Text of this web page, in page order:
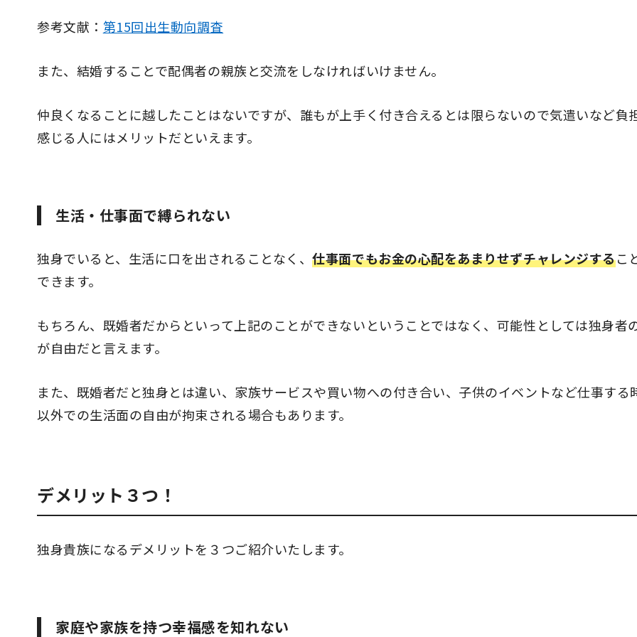
参考文献： 第15回出生動向調査
また、結婚することで配偶者の親族と交流をしなければいけません。
仲良くなることに越したことはないですが、誰もが上手く付き合えるとは限らないので気遣いなど負
感じる人にはメリットだといえます。
生活・仕事面で縛られない
独身でいると、生活に口を出されることなく、仕事面でもお金の心配をあまりせずチャレンジするこ
できます。
もちろん、既婚者だからといって上記のことができないということではなく、可能性としては独身者
が自由だと言えます。
また、既婚者だと独身とは違い、家族サービスや買い物への付き合い、子供のイベントなど仕事する
以外での生活面の自由が拘束される場合もあります。
デメリット３つ！
独身貴族になるデメリットを３つご紹介いたします。
家庭や家族を持つ幸福感を知れない